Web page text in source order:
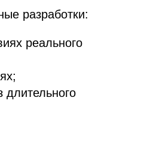
разработки:
реального